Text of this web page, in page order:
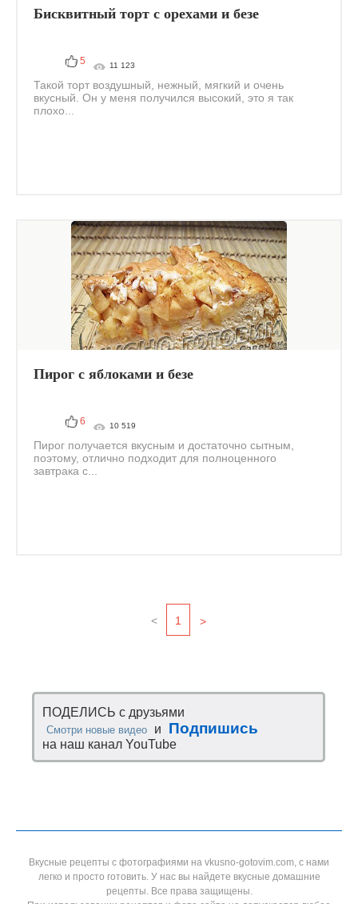
Бисквитный торт с орехами и безе
5 11 123
Такой торт воздушный, нежный, мягкий и очень
вкусный. Он у меня получился высокий, это я так
плохо...
Пирог с яблоками и безе
6 10 519
Пирог получается вкусным и достаточно сытным,
поэтому, отлично подходит для полноценного
завтрака с...
< 1 >
ПОДЕЛИСЬ с друзьями
Смотри новые видео и Подпишись
на наш канал YouTube
Вкусные рецепты с фотографиями на vkusno-gotovim.com, с нами
легко и просто готовить. У нас вы найдете вкусные домашние
рецепты. Все права защищены.